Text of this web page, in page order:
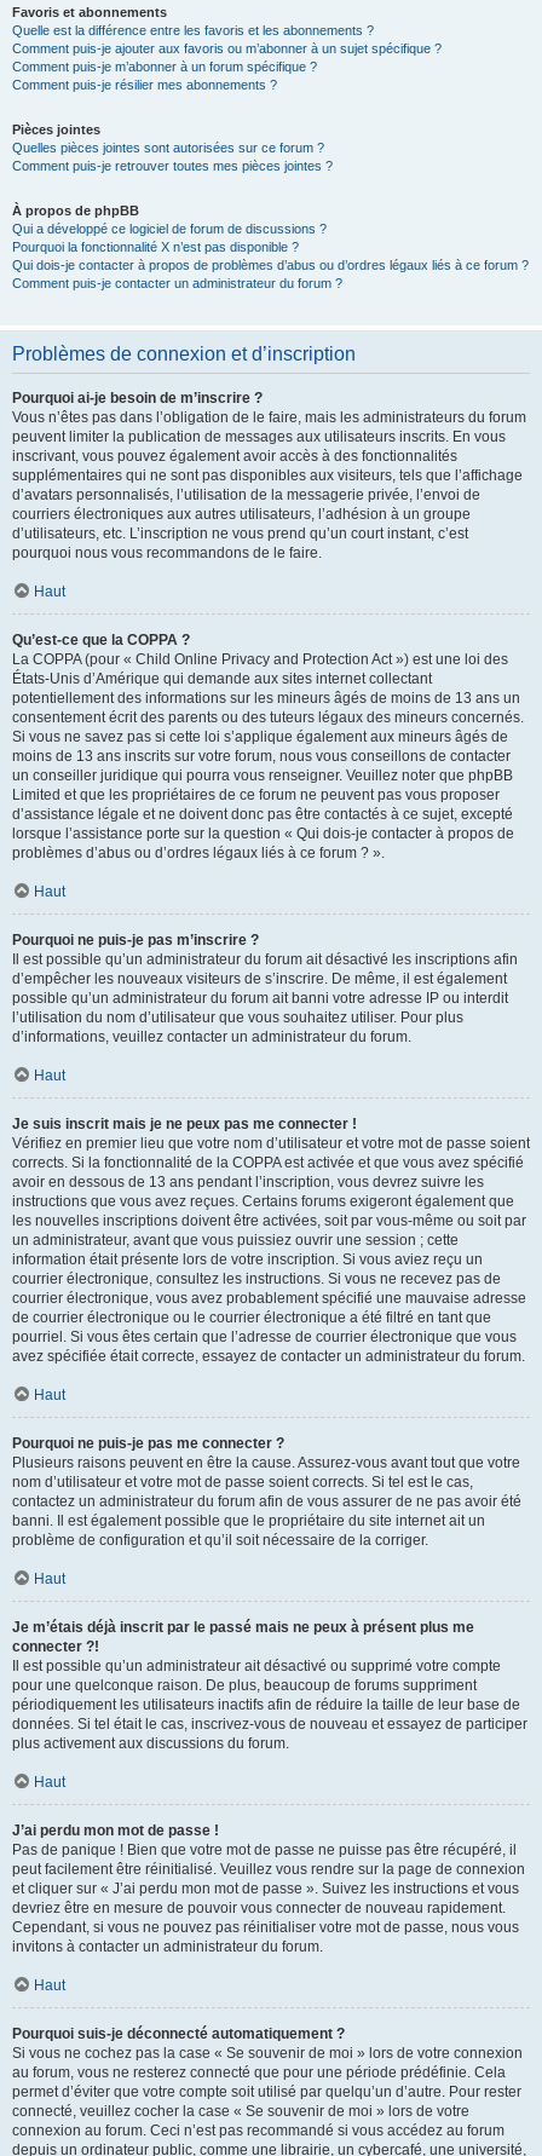
Favoris et abonnements
Quelle est la différence entre les favoris et les abonnements ?
Comment puis-je ajouter aux favoris ou m’abonner à un sujet spécifique ?
Comment puis-je m’abonner à un forum spécifique ?
Comment puis-je résilier mes abonnements ?
Pièces jointes
Quelles pièces jointes sont autorisées sur ce forum ?
Comment puis-je retrouver toutes mes pièces jointes ?
À propos de phpBB
Qui a développé ce logiciel de forum de discussions ?
Pourquoi la fonctionnalité X n’est pas disponible ?
Qui dois-je contacter à propos de problèmes d’abus ou d’ordres légaux liés à ce forum ?
Comment puis-je contacter un administrateur du forum ?
Problèmes de connexion et d’inscription
Pourquoi ai-je besoin de m’inscrire ?
Vous n’êtes pas dans l’obligation de le faire, mais les administrateurs du forum
peuvent limiter la publication de messages aux utilisateurs inscrits. En vous
inscrivant, vous pouvez également avoir accès à des fonctionnalités
supplémentaires qui ne sont pas disponibles aux visiteurs, tels que l’affichage
d’avatars personnalisés, l’utilisation de la messagerie privée, l’envoi de
courriers électroniques aux autres utilisateurs, l’adhésion à un groupe
d’utilisateurs, etc. L’inscription ne vous prend qu’un court instant, c’est
pourquoi nous vous recommandons de le faire.
Haut
Qu’est-ce que la COPPA ?
La COPPA (pour « Child Online Privacy and Protection Act ») est une loi des
États-Unis d’Amérique qui demande aux sites internet collectant
potentiellement des informations sur les mineurs âgés de moins de 13 ans un
consentement écrit des parents ou des tuteurs légaux des mineurs concernés.
Si vous ne savez pas si cette loi s’applique également aux mineurs âgés de
moins de 13 ans inscrits sur votre forum, nous vous conseillons de contacter
un conseiller juridique qui pourra vous renseigner. Veuillez noter que phpBB
Limited et que les propriétaires de ce forum ne peuvent pas vous proposer
d’assistance légale et ne doivent donc pas être contactés à ce sujet, excepté
lorsque l’assistance porte sur la question « Qui dois-je contacter à propos de
problèmes d’abus ou d’ordres légaux liés à ce forum ? ».
Haut
Pourquoi ne puis-je pas m’inscrire ?
Il est possible qu’un administrateur du forum ait désactivé les inscriptions afin
d’empêcher les nouveaux visiteurs de s’inscrire. De même, il est également
possible qu’un administrateur du forum ait banni votre adresse IP ou interdit
l’utilisation du nom d’utilisateur que vous souhaitez utiliser. Pour plus
d’informations, veuillez contacter un administrateur du forum.
Haut
Je suis inscrit mais je ne peux pas me connecter !
Vérifiez en premier lieu que votre nom d’utilisateur et votre mot de passe soient
corrects. Si la fonctionnalité de la COPPA est activée et que vous avez spécifié
avoir en dessous de 13 ans pendant l’inscription, vous devrez suivre les
instructions que vous avez reçues. Certains forums exigeront également que
les nouvelles inscriptions doivent être activées, soit par vous-même ou soit par
un administrateur, avant que vous puissiez ouvrir une session ; cette
information était présente lors de votre inscription. Si vous aviez reçu un
courrier électronique, consultez les instructions. Si vous ne recevez pas de
courrier électronique, vous avez probablement spécifié une mauvaise adresse
de courrier électronique ou le courrier électronique a été filtré en tant que
pourriel. Si vous êtes certain que l’adresse de courrier électronique que vous
avez spécifiée était correcte, essayez de contacter un administrateur du forum.
Haut
Pourquoi ne puis-je pas me connecter ?
Plusieurs raisons peuvent en être la cause. Assurez-vous avant tout que votre
nom d’utilisateur et votre mot de passe soient corrects. Si tel est le cas,
contactez un administrateur du forum afin de vous assurer de ne pas avoir été
banni. Il est également possible que le propriétaire du site internet ait un
problème de configuration et qu’il soit nécessaire de la corriger.
Haut
Je m’étais déjà inscrit par le passé mais ne peux à présent plus me
connecter ?!
Il est possible qu’un administrateur ait désactivé ou supprimé votre compte
pour une quelconque raison. De plus, beaucoup de forums suppriment
périodiquement les utilisateurs inactifs afin de réduire la taille de leur base de
données. Si tel était le cas, inscrivez-vous de nouveau et essayez de participer
plus activement aux discussions du forum.
Haut
J’ai perdu mon mot de passe !
Pas de panique ! Bien que votre mot de passe ne puisse pas être récupéré, il
peut facilement être réinitialisé. Veuillez vous rendre sur la page de connexion
et cliquer sur « J’ai perdu mon mot de passe ». Suivez les instructions et vous
devriez être en mesure de pouvoir vous connecter de nouveau rapidement.
Cependant, si vous ne pouvez pas réinitialiser votre mot de passe, nous vous
invitons à contacter un administrateur du forum.
Haut
Pourquoi suis-je déconnecté automatiquement ?
Si vous ne cochez pas la case « Se souvenir de moi » lors de votre connexion
au forum, vous ne resterez connecté que pour une période prédéfinie. Cela
permet d’éviter que votre compte soit utilisé par quelqu’un d’autre. Pour rester
connecté, veuillez cocher la case « Se souvenir de moi » lors de votre
connexion au forum. Ceci n’est pas recommandé si vous accédez au forum
depuis un ordinateur public, comme une librairie, un cybercafé, une université,